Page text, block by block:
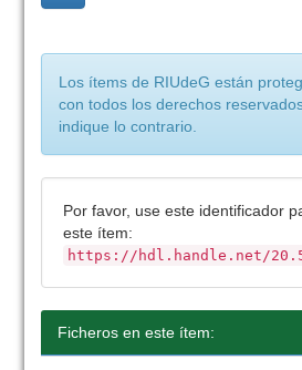
Los ítems de RIUdeG están
con todos los derechos
indique lo contrario.
Por favor, use este identificador
este ítem:
https://hdl.handle.net/
Ficheros en este ítem: